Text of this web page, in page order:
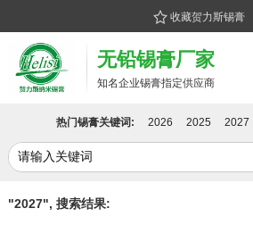
收藏贺力斯锡膏
无铅锡膏厂家
知名企业锡膏指定供应商
热门锡膏关键词: 2026 2025 2027
"2027", 搜索结果: